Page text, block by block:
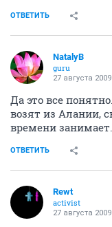
ОТВЕТИТЬ
NatalyB
guru
27 августа 2009
Да это все
возят из Алании,
времени занимает.
ОТВЕТИТЬ
Rewt
activist
27 августа 2009